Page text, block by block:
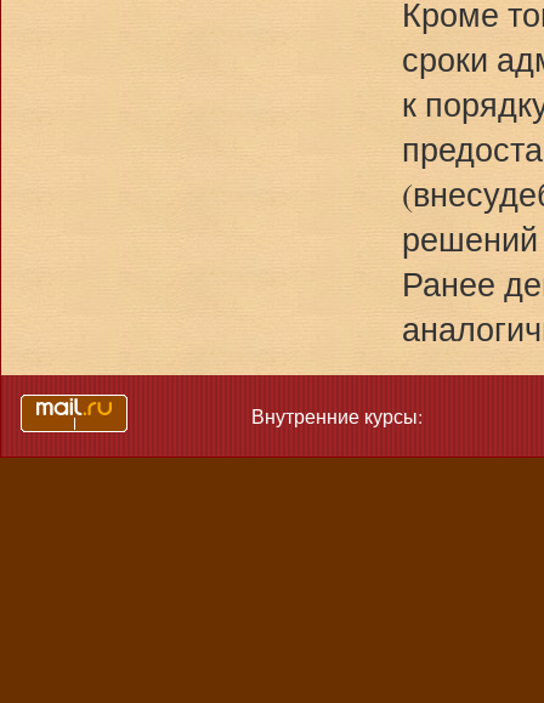
Кроме
сроки
к
решений
Ранее
Внутренние курсы: